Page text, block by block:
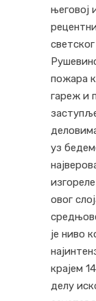
његовој
пожара
гареж и
уз
овог
је ниво
крајем
делу